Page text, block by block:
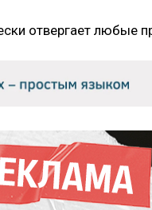
отвергает любые